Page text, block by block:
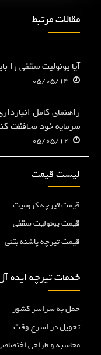
مقالات مرتبط
آیا یونولیت سقفی را
05/05/14
راهنمای کامل
سرمایه خود محافظت
05/05/12
لیست قیمت
قیمت تیرچه کرومیت
قیمت یونولیت سقفی
قیمت تیرچه پاشنه بتنی
خدمات تیرچه ایده
حمل به سراسر کشور
تحویل در اسرع وقت
محاسبه و طراحی